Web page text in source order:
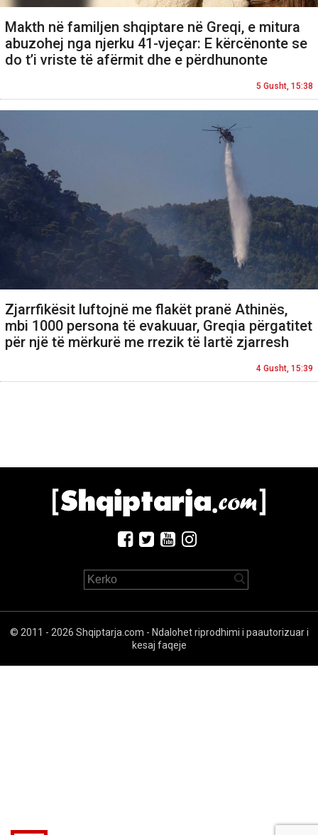
Makth në familjen shqiptare në Greqi, e mitura
abuzohej nga njerku 41-vjeçar: E kërcënonte se
do t’i vriste të afërmit dhe e përdhunonte
5 Gusht, 15:38
Zjarrfikësit luftojnë me flakët pranë Athinës,
mbi 1000 persona të evakuuar, Greqia përgatitet
për një të mërkurë me rrezik të lartë zjarresh
4 Gusht, 15:39
© 2011 - 2026 Shqiptarja.com - Ndalohet riprodhimi i paautorizuar i
kesaj faqeje